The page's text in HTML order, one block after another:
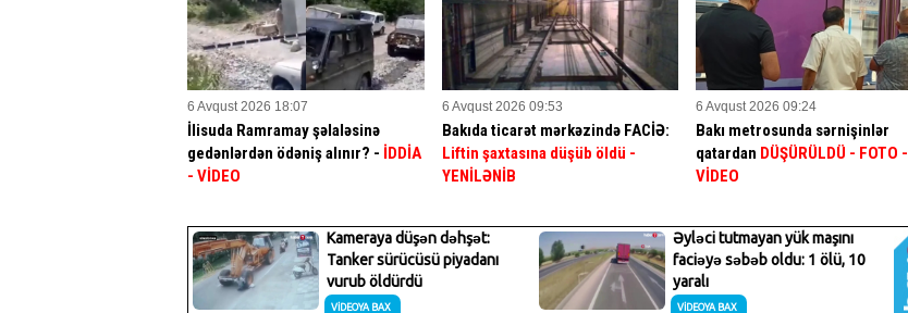
6 Avqust 2026 18:07
İlisuda Ramramay şəlaləsinə
gedənlərdən ödəniş alınır? - İDDİA
- VİDEO
6 Avqust 2026 09:53
Bakıda ticarət mərkəzində FACİƏ:
Liftin şaxtasına düşüb öldü -
YENİLƏNİB
6 Avqust 2026 09:24
Bakı metrosunda sərnişinlər
qatardan DÜŞÜRÜLDÜ - FOTO -
VİDEO